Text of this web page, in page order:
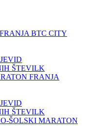
BTC CITY
ŠTEVILK
FRANJA
ŠTEVILK
ŠOLSKI MARATON